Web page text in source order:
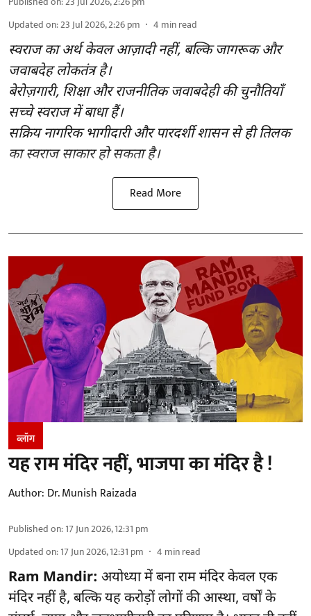
Updated on:23 Jul 2026, 2:26 pm 4 min read
स्वराज का अर्थ केवल आज़ादी नहीं, बल्कि जागरूक और
जवाबदेह लोकतंत्र है।
बेरोज़गारी, शिक्षा और राजनीतिक जवाबदेही की चुनौतियाँ
सच्चे स्वराज में बाधा हैं।
सक्रिय नागरिक भागीदारी और पारदर्शी शासन से ही तिलक
का स्वराज साकार हो सकता है।
Read More
ब्लॉग
यह राम मंदिर नहीं, भाजपा का मंदिर है !
Author: Dr. Munish Raizada
Published on:17 Jun 2026, 12:31 pm
Updated on:17 Jun 2026, 12:31 pm 4 min read
Ram Mandir: अयोध्या में बना राम मंदिर केवल एक
मंदिर नहीं है, बल्कि यह करोड़ों लोगों की आस्था, वर्षों के